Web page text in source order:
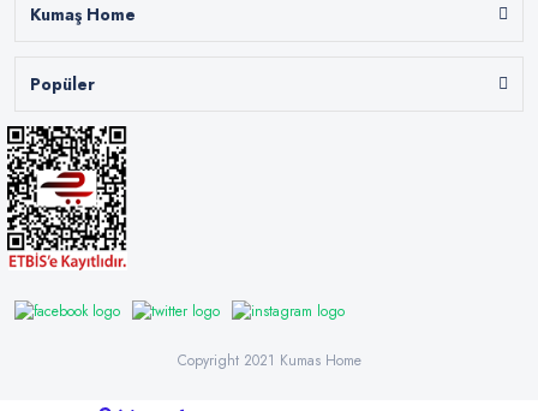
Kumaş Home
Popüler
Copyright 2021 Kumas Home